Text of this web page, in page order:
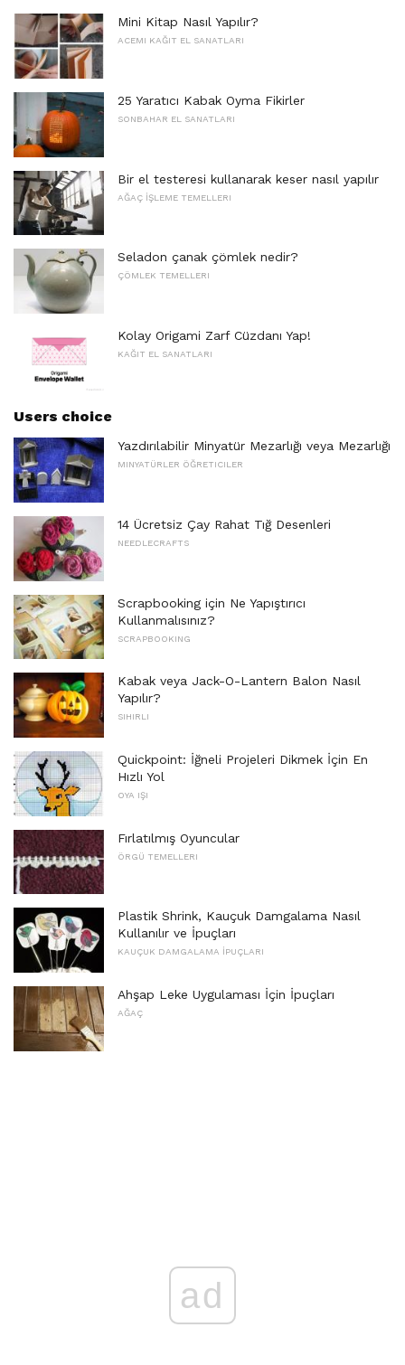
Mini Kitap Nasıl Yapılır?
ACEMI KAĞIT EL SANATLARI
25 Yaratıcı Kabak Oyma Fikirler
SONBAHAR EL SANATLARI
Bir el testeresi kullanarak keser nasıl yapılır
AĞAÇ İŞLEME TEMELLERI
Seladon çanak çömlek nedir?
ÇÖMLEK TEMELLERI
Kolay Origami Zarf Cüzdanı Yap!
KAĞIT EL SANATLARI
Users choice
Yazdırılabilir Minyatür Mezarlığı veya Mezarlığı
MINYATÜRLER ÖĞRETICILER
14 Ücretsiz Çay Rahat Tığ Desenleri
NEEDLECRAFTS
Scrapbooking için Ne Yapıştırıcı
Kullanmalısınız?
SCRAPBOOKING
Kabak veya Jack-O-Lantern Balon Nasıl
Yapılır?
SIHIRLI
Quickpoint: İğneli Projeleri Dikmek İçin En
Hızlı Yol
OYA IŞI
Fırlatılmış Oyuncular
ÖRGÜ TEMELLERI
Plastik Shrink, Kauçuk Damgalama Nasıl
Kullanılır ve İpuçları
KAUÇUK DAMGALAMA İPUÇLARI
Ahşap Leke Uygulaması İçin İpuçları
AĞAÇ
ad